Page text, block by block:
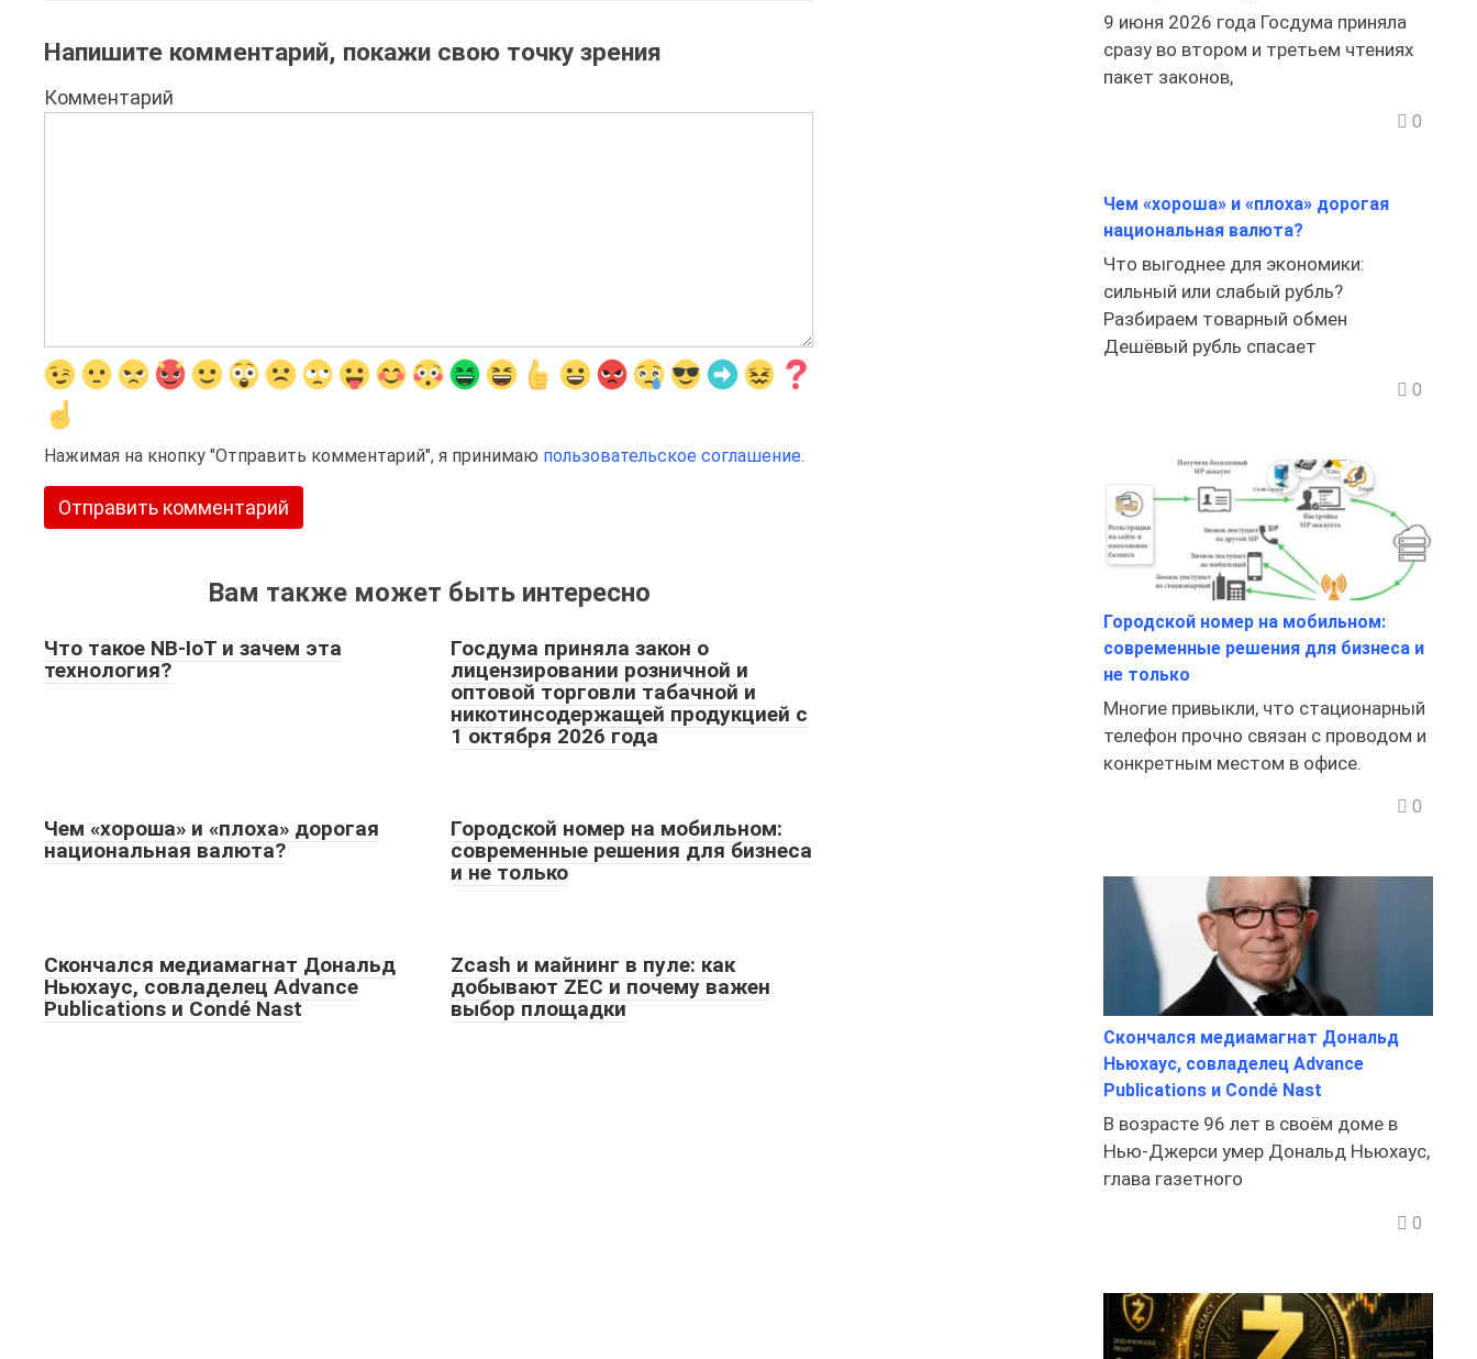
Напишите комментарий, покажи свою точку зрения
Комментарий
Нажимая на кнопку "Отправить комментарий", я принимаю пользовательское соглашение.
Вам также может быть интересно
Что такое NB-IoT и зачем эта
технология?
Госдума приняла закон о
лицензировании розничной и
оптовой торговли табачной и
никотинсодержащей продукцией с
1 октября 2026 года
Чем «хороша» и «плоха» дорогая
национальная валюта?
Городской номер на мобильном:
современные решения для бизнеса
и не только
Скончался медиамагнат Дональд
Ньюхаус, совладелец Advance
Publications и Condé Nast
Zcash и майнинг в пуле: как
добывают ZEC и почему важен
выбор площадки
9 июня 2026 года Госдума приняла
сразу во втором и третьем чтениях
пакет законов,
0
Чем «хороша» и «плоха» дорогая
национальная валюта?
Что выгоднее для экономики:
сильный или слабый рубль?
Разбираем товарный обмен
Дешёвый рубль спасает
0
Городской номер на мобильном:
современные решения для бизнеса и
не только
Многие привыкли, что стационарный
телефон прочно связан с проводом и
конкретным местом в офисе.
0
Скончался медиамагнат Дональд
Ньюхаус, совладелец Advance
Publications и Condé Nast
В возрасте 96 лет в своём доме в
Нью-Джерси умер Дональд Ньюхаус,
глава газетного
0